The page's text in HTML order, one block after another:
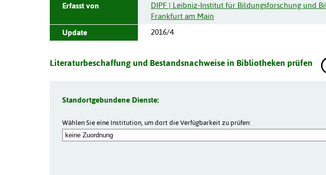
Erfasst von
DIPF | Leibniz-Institut für Bildungsforschung und
Frankfurt am Main
Update
2016/4
Literaturbeschaffung und Bestandsnachweise in Bibliotheken prüfen
Standortgebundene Dienste:
Wählen Sie eine Institution, um dort die Verfügbarkeit zu prüfen: